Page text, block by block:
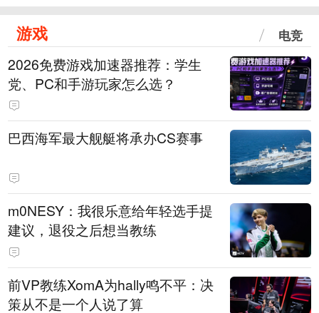
游戏 电竞
2026免费游戏加速器推荐：学生
党、PC和手游玩家怎么选？
巴西海军最大舰艇将承办CS赛事
m0NESY：我很乐意给年轻选手提
建议，退役之后想当教练
前VP教练XomA为hally鸣不平：决
策从不是一个人说了算